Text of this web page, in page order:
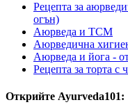
Рецепта за
огън)
Аюрведа и TCM
Аюрведична
Аюрведа и йога -
Рецепта за торта с
Открийте Ayurveda101: